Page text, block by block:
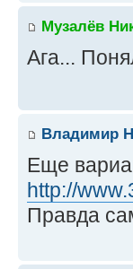
Музалёв
Ага...
Владимир
Еще
http://
Правда